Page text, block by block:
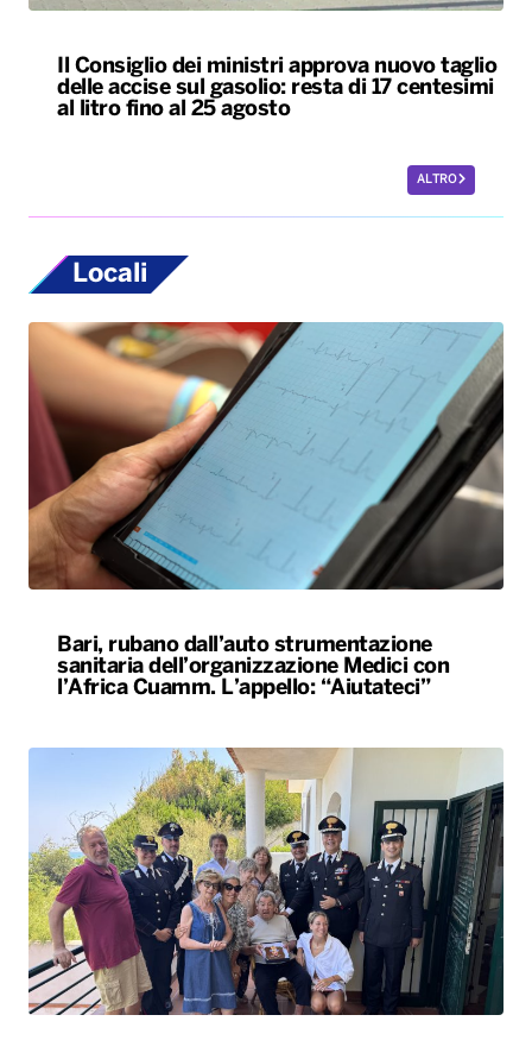
Il Consiglio dei ministri approva nuovo taglio
delle accise sul gasolio: resta di 17 centesimi
al litro fino al 25 agosto
ALTRO
Locali
Bari, rubano dall’auto strumentazione
sanitaria dell’organizzazione Medici con
l’Africa Cuamm. L’appello: “Aiutateci”